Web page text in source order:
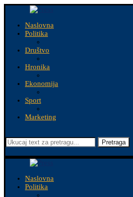
Naslovna
Politika
Društvo
Hronika
Ekonomija
Sport
Marketing
Pretraga
Naslovna
Politika